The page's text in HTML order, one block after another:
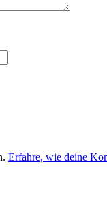
Erfahre, wie deine